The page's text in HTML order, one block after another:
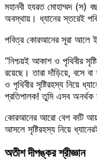
মহানবী হযরত মোহাম্মদ (স)
অবস্থায়। ধ্যানের স্তরেই
পবিত্র কোরআনের সূরা আলে
“নিশ্চয়ই আকাশ ও পৃথিবীর
রয়েছে। তারা দাঁড়িয়ে, বসে
ও পৃথিবীর সৃষ্টিরহস্য নিয়ে
প্রতিপালক! তুমি এসব অনর্থক
কোরআনের আরো বেশ কটি
আসলে সৃষ্টিরহস্য নিয়ে
অতীশ দীপঙ্কর শ্রীজ্ঞান